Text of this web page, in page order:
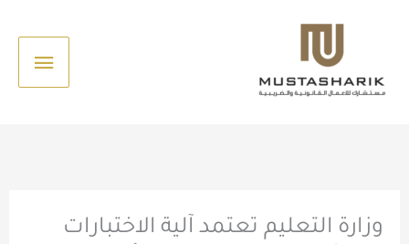
وزارة التعليم تعتمد آلية الاختبارات